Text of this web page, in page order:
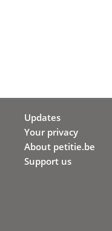
Updates
Your privacy
About petitie.be
Support us